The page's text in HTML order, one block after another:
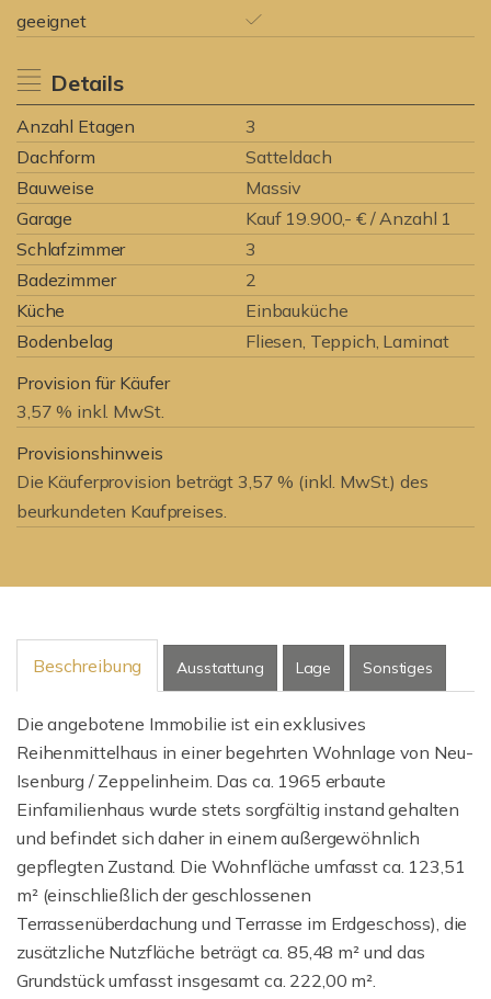
geeignet
Details
Anzahl Etagen
3
Dachform
Satteldach
Bauweise
Massiv
Garage
Kauf 19.900,- € / Anzahl 1
Schlafzimmer
3
Badezimmer
2
Küche
Einbauküche
Bodenbelag
Fliesen, Teppich, Laminat
Provision für Käufer
3,57 % inkl. MwSt.
Provisionshinweis
Die Käuferprovision beträgt 3,57 % (inkl. MwSt.) des
beurkundeten Kaufpreises.
Beschreibung Ausstattung Lage Sonstiges
Die angebotene Immobilie ist ein exklusives
Reihenmittelhaus in einer begehrten Wohnlage von Neu-
Isenburg / Zeppelinheim. Das ca. 1965 erbaute
Einfamilienhaus wurde stets sorgfältig instand gehalten
und befindet sich daher in einem außergewöhnlich
gepflegten Zustand. Die Wohnfläche umfasst ca. 123,51
m² (einschließlich der geschlossenen
Terrassenüberdachung und Terrasse im Erdgeschoss), die
zusätzliche Nutzfläche beträgt ca. 85,48 m² und das
Grundstück umfasst insgesamt ca. 222,00 m².